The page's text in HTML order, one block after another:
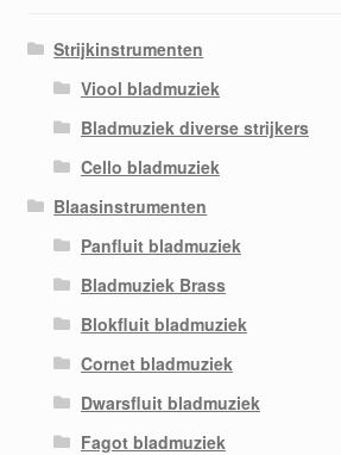
Strijkinstrumenten
Viool bladmuziek
Bladmuziek diverse strijkers
Cello bladmuziek
Blaasinstrumenten
Panfluit bladmuziek
Bladmuziek Brass
Blokfluit bladmuziek
Cornet bladmuziek
Dwarsfluit bladmuziek
Fagot bladmuziek